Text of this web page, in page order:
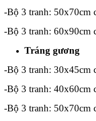
-Bộ 3 tranh: 50x70cm
-Bộ 3 tranh: 60x90cm
Tráng gương
-Bộ 3 tranh: 30x45cm
-Bộ 3 tranh: 40x60cm
-Bộ 3 tranh: 50x70cm